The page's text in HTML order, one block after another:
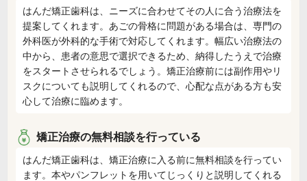
はんだ矯正歯科は、ニーズに合わせてその人に合う治療法を
提案してくれます。あごの骨格に問題がある場合は、専門の
外科医が外科的な手術で対応してくれます。幅広い治療法の
中から、患者の意思で選択できるため、納得したうえで治療
をスタートさせられるでしょう。矯正治療前には副作用やリ
スクについても説明してくれるので、心配な点がある方も安
心して治療に臨めます。
矯正治療の無料相談を行っている
はんだ矯正歯科は、矯正治療に入る前に無料相談を行ってい
ます。本やパンフレットを用いてじっくりと説明してくれる